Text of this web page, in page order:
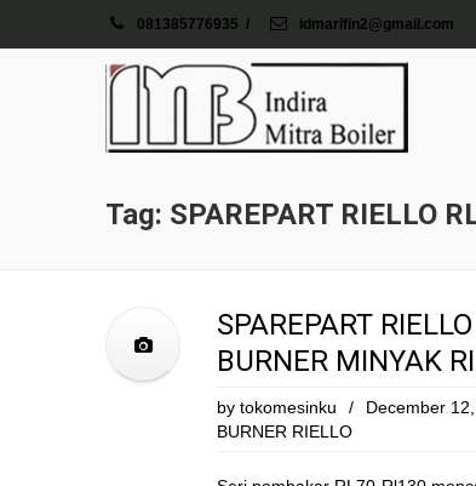
081385776935 / idmarifin2@gmail.com
Tag: SPAREPART RIELLO
SPAREPART
BURNER MINYAK
by tokomesinku / December
BURNER RIELLO